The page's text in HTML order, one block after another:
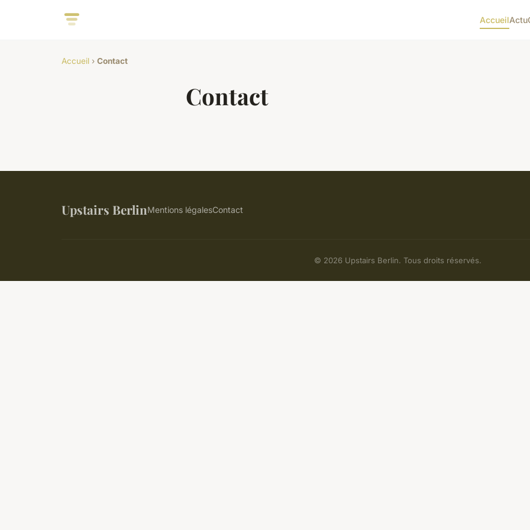
AccueilActu
Accueil › Contact
Contact
Upstairs BerlinMentions légalesContact
© 2026 Upstairs Berlin. Tous droits réservés.